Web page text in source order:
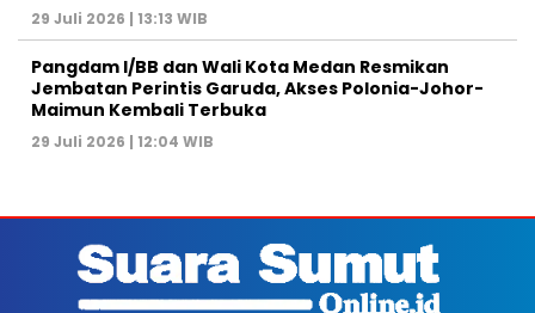
29 Juli 2026 | 13:13 WIB
Pangdam I/BB dan Wali Kota Medan Resmikan
Jembatan Perintis Garuda, Akses Polonia-Johor-
Maimun Kembali Terbuka
29 Juli 2026 | 12:04 WIB